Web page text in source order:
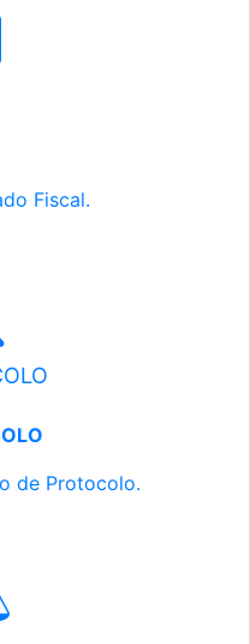
Fiscal.
de Protocolo.